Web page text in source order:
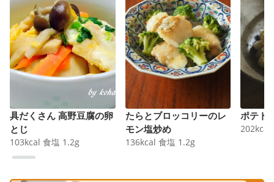
具だくさん 高野豆腐の卵
とじ
103kcal 食塩 1.2g
たらとブロッコリーのレ
モン塩炒め
136kcal 食塩 1.2g
ポテト
202kcal